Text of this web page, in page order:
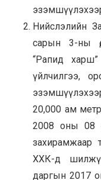
Нийслэлийн
сарын 3-ны
“Рапид
үйлчилгээ,
20,000 ам
2008 оны 08
захирамжаар
ХХК-д
даргын 2017